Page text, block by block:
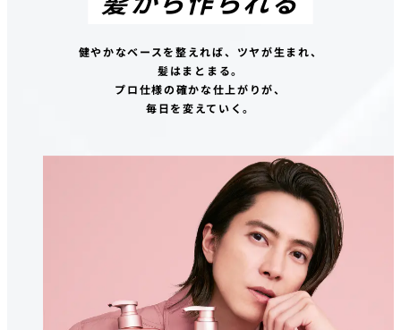
健やかなベースを整えれば、ツヤが生まれ、
髪はまとまる。
プロ仕様の確かな仕上がりが、
毎日を変えていく。